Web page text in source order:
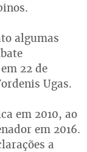
algumas
22 de
Ugas.
em 2010, ao
em 2016.
a